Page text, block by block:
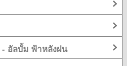
- อัลบั้ม ฟ้าหลังฝน